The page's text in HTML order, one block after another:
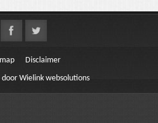
Disclaimer
door Wielink websolutions